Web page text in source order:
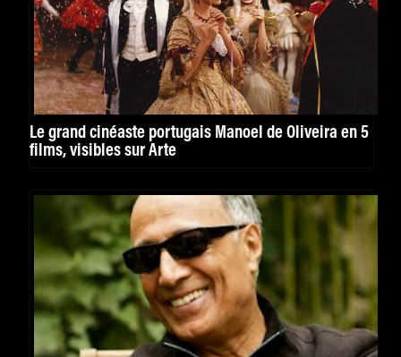
Le grand cinéaste portugais Manoel de Oliveira en 5
films, visibles sur Arte